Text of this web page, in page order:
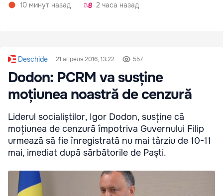
10 минут назад
2 часа назад
Deschide 21 апреля 2016, 13:22 557
Dodon: PCRM va susține
moțiunea noastră de cenzură
Liderul socialiștilor, Igor Dodon, susține că
moțiunea de cenzură împotriva Guvernului Filip
urmează să fie înregistrată nu mai târziu de 10-11
mai, imediat după sărbătorile de Paști.